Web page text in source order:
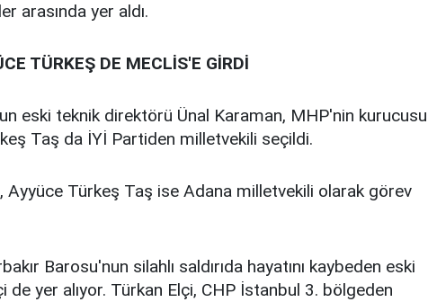
arasında yer aldı.
TÜRKEŞ DE MECLİS'E GİRDİ
eski teknik direktörü Ünal Karaman, MHP'nin kurucusu
Taş da İYİ Partiden milletvekili seçildi.
Ayyüce Türkeş Taş ise Adana milletvekili olarak görev
Barosu'nun silahlı saldırıda hayatını kaybeden eski
de yer alıyor. Türkan Elçi, CHP İstanbul 3. bölgeden